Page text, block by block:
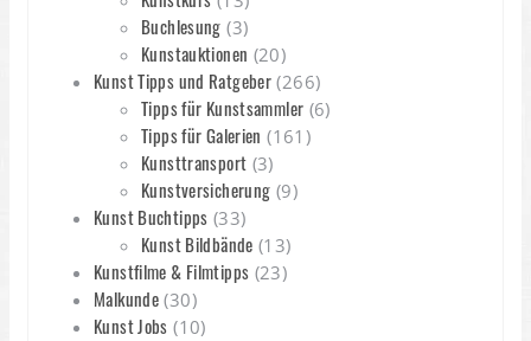
Buchlesung (3)
Kunstauktionen (20)
Kunst Tipps und Ratgeber (266)
Tipps für Kunstsammler (6)
Tipps für Galerien (161)
Kunsttransport (3)
Kunstversicherung (9)
Kunst Buchtipps (33)
Kunst Bildbände (13)
Kunstfilme & Filmtipps (23)
Malkunde (30)
Kunst Jobs (10)